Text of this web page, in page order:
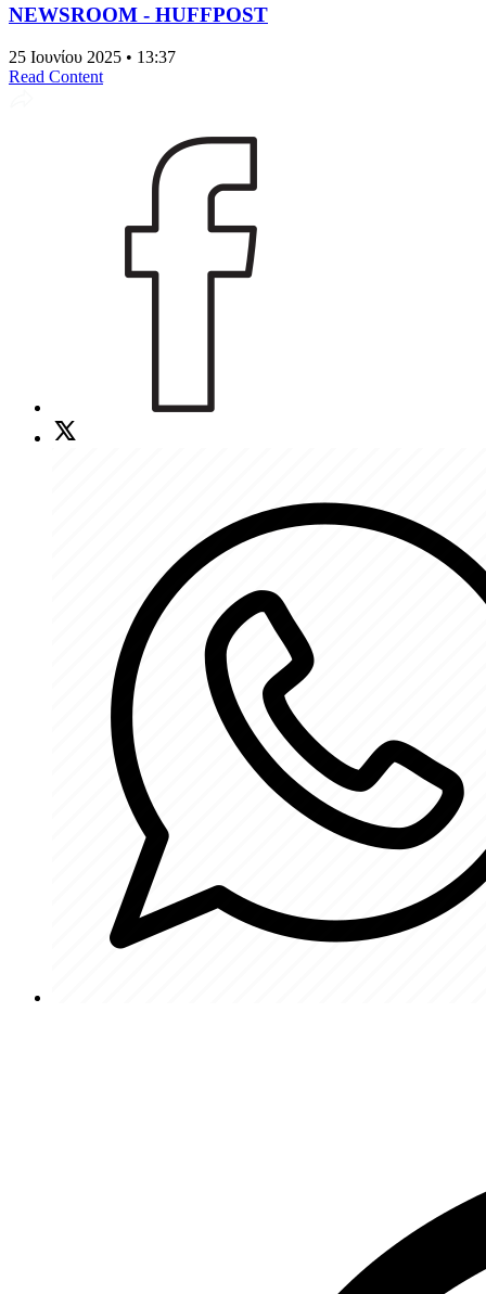
NEWSROOM - HUFFPOST
25 Ιουνίου 2025 • 13:37
Read Content